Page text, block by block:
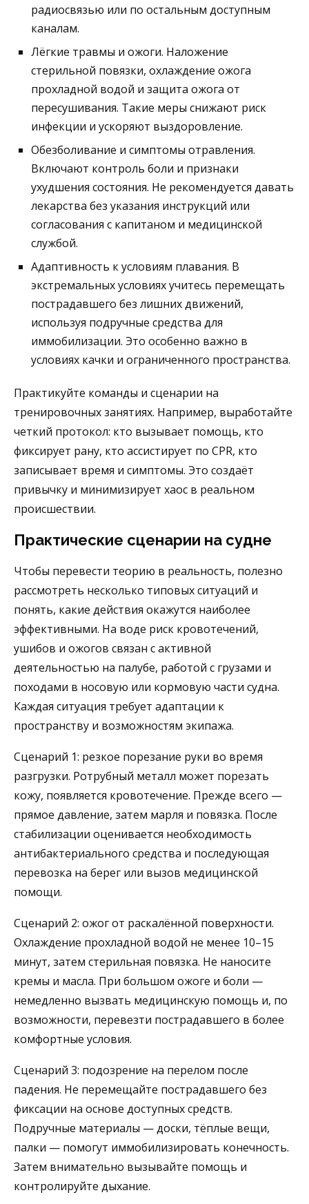
радиосвязью или по остальным доступным
каналам.
Лёгкие травмы и ожоги. Наложение
стерильной повязки, охлаждение ожога
прохладной водой и защита ожога от
пересушивания. Такие меры снижают риск
инфекции и ускоряют выздоровление.
Обезболивание и симптомы отравления.
Включают контроль боли и признаки
ухудшения состояния. Не рекомендуется давать
лекарства без указания инструкций или
согласования с капитаном и медицинской
службой.
Адаптивность к условиям плавания. В
экстремальных условиях учитесь перемещать
пострадавшего без лишних движений,
используя подручные средства для
иммобилизации. Это особенно важно в
условиях качки и ограниченного пространства.
Практикуйте команды и сценарии на
тренировочных занятиях. Например, выработайте
четкий протокол: кто вызывает помощь, кто
фиксирует рану, кто ассистирует по CPR, кто
записывает время и симптомы. Это создаёт
привычку и минимизирует хаос в реальном
происшествии.
Практические сценарии на судне
Чтобы перевести теорию в реальность, полезно
рассмотреть несколько типовых ситуаций и
понять, какие действия окажутся наиболее
эффективными. На воде риск кровотечений,
ушибов и ожогов связан с активной
деятельностью на палубе, работой с грузами и
походами в носовую или кормовую части судна.
Каждая ситуация требует адаптации к
пространству и возможностям экипажа.
Сценарий 1: резкое порезание руки во время
разгрузки. Ротрубный металл может порезать
кожу, появляется кровотечение. Прежде всего —
прямое давление, затем марля и повязка. После
стабилизации оценивается необходимость
антибактериального средства и последующая
перевозка на берег или вызов медицинской
помощи.
Сценарий 2: ожог от раскалённой поверхности.
Охлаждение прохладной водой не менее 10–15
минут, затем стерильная повязка. Не наносите
кремы и масла. При большом ожоге и боли —
немедленно вызвать медицинскую помощь и, по
возможности, перевезти пострадавшего в более
комфортные условия.
Сценарий 3: подозрение на перелом после
падения. Не перемещайте пострадавшего без
фиксации на основе доступных средств.
Подручные материалы — доски, тёплые вещи,
палки — помогут иммобилизировать конечность.
Затем внимательно вызывайте помощь и
контролируйте дыхание.